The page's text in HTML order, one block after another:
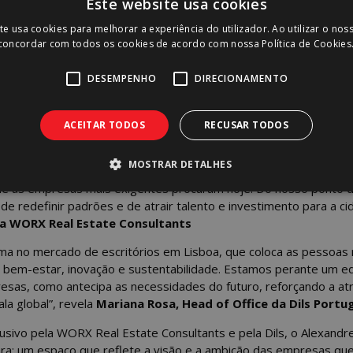
e bem-estar. Uma abordagem, simultaneamente estética
única no contexto urbano da cidade.
com acesso direto às principais artérias de Lisboa, com
restauração. Esta centralidade, aliada a uma envolvente
para empresas que procuram afirmar-se no mercado
arquitetura de excelência, tecnologia de ponta e um forte
as empresas mais exigentes procuram hoje. Do nosso ponto
redefinir padrões e de atrair talento e investimento para a
Real Estate Consultants
no mercado de escritórios em Lisboa, que coloca as pessoas
estar, inovação e sustentabilidade. Estamos perante um
como antecipa as necessidades do futuro, reforçando a
global”, revela Mariana Rosa, Head of Office da Dils
pela WORX Real Estate Consultants e pela Dils, o
um espaço que reflete a visão e a ambição das empresas
Este website usa cookies
usa cookies para melhorar a experiência do utilizador. Ao utilizar o
com todos os cookies de acordo com nossa Política de Cookies.
DESEMPENHO DIRECIONAMENTO
ACEITAR TODOS RECUSAR TODOS
MOSTRAR DETALHES